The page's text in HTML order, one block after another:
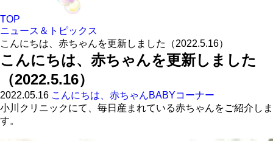
TOP
ニュース＆トピックス
こんにちは、赤ちゃんを更新しました（2022.5.16）
こんにちは、赤ちゃんを更新しました
（2022.5.16）
2022.05.16 こんにちは、赤ちゃんBABYコーナー
小川クリニックにて、毎日産まれている赤ちゃんをご紹介しま
す。